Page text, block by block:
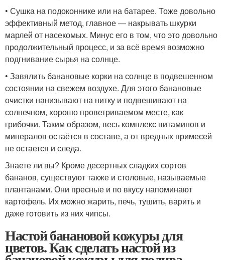
• Сушка на подоконнике или на батарее. Тоже довольно
эффективный метод, главное — накрывать шкурки
марлей от насекомых. Минус его в том, что это довольно
продолжительный процесс, и за всё время возможно
подгнивание сырья на солнце.
• Завялить банановые корки на солнце в подвешенном
состоянии на свежем воздухе. Для этого банановые
очистки нанизывают на нитку и подвешивают на
солнечном, хорошо проветриваемом месте, как
грибочки. Таким образом, весь комплекс витаминов и
минералов остаётся в составе, а от вредных примесей
не остается и следа.
Знаете ли вы? Кроме десертных сладких сортов
бананов, существуют также и столовые, называемые
плантанами. Они пресные и по вкусу напоминают
картофель. Их можно жарить, печь, тушить, варить и
даже готовить из них чипсы.
Настой банановой кожуры для
цветов. Как сделать настой из